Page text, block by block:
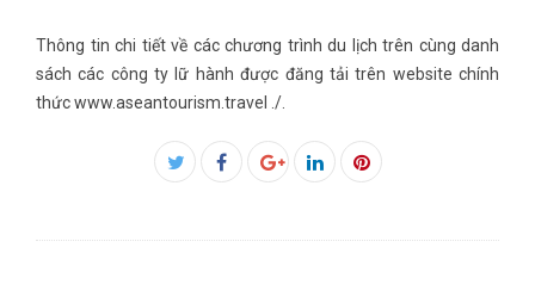
Thông tin chi tiết về các chương trình du lịch trên cùng danh
sách các công ty lữ hành được đăng tải trên website chính
thức www.aseantourism.travel ./.
Facebook